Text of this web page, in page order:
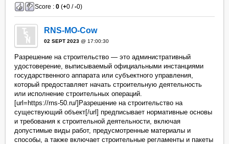
Score :0 (+0 /-0)
RNS-MO-Cow
02 SEPT 2023 @ 17:00:30
Разрешение на строительство — это административный
удостоверение, выписываемый официальными инстанциями
государственного аппарата или субъектного управления,
который предоставляет начать строительную деятельность
или исполнение строительных операций.
[url=https://rns-50.ru/]Разрешение на строительство на
существующий объект[/url] предписывает нормативные основы
и требования к строительной деятельности, включая
допустимые виды работ, предусмотренные материалы и
способы, а также включает строительные регламенты и пакеты